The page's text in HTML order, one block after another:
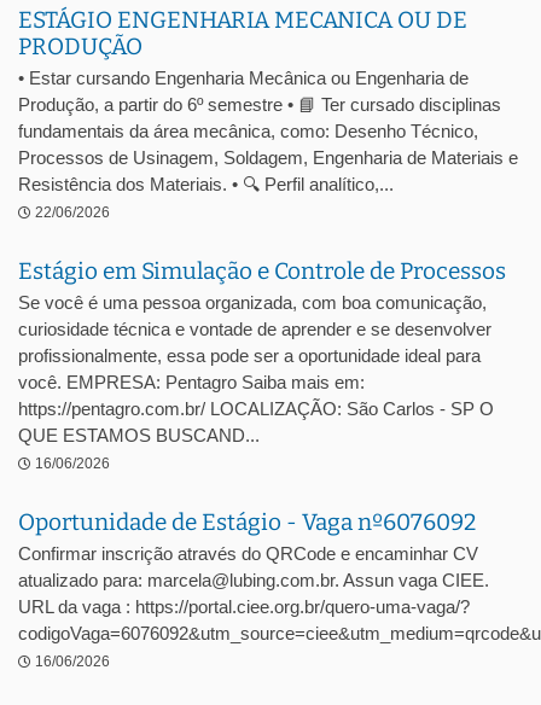
ESTÁGIO ENGENHARIA MECANICA OU DE
PRODUÇÃO
• Estar cursando Engenharia Mecânica ou Engenharia de
Produção, a partir do 6º semestre • 📘 Ter cursado disciplinas
fundamentais da área mecânica, como: Desenho Técnico,
Processos de Usinagem, Soldagem, Engenharia de Materiais e
Resistência dos Materiais. • 🔍 Perfil analítico,...
22/06/2026
Estágio em Simulação e Controle de Processos
Se você é uma pessoa organizada, com boa comunicação,
curiosidade técnica e vontade de aprender e se desenvolver
profissionalmente, essa pode ser a oportunidade ideal para
você. EMPRESA: Pentagro Saiba mais em:
https://pentagro.com.br/ LOCALIZAÇÃO: São Carlos - SP O
QUE ESTAMOS BUSCAND...
16/06/2026
Oportunidade de Estágio - Vaga nº6076092
Confirmar inscrição através do QRCode e encaminhar CV
atualizado para: marcela@lubing.com.br. Assun vaga CIEE.
URL da vaga : https://portal.ciee.org.br/quero-uma-vaga/?
16/06/2026